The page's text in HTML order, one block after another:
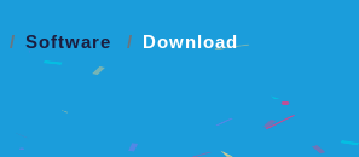
Software Download